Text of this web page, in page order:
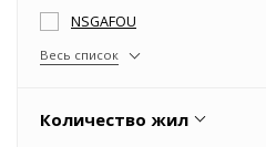
Весь список
NSGAFOU
Весь список
Количество жил